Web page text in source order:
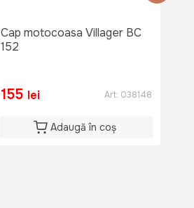
Cap motocoasa Villager BC
152
155 lei Art: 038148
Adaugă în coș